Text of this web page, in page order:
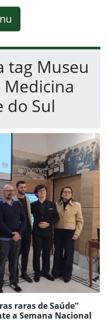
tag Museu
do Sul
raras de Saúde”
a Semana Nacional